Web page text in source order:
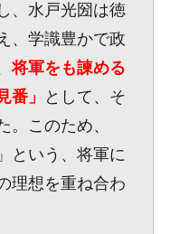
、水戸光圀は徳
、学識豊かで政
将軍をも諫める
番」
として、そ
。このため、
という、将軍に
理想を重ね合わ